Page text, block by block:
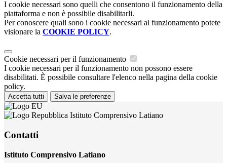
I cookie necessari sono quelli che consentono il funzionamento della
piattaforma e non è possibile disabilitarli.
Per conoscere quali sono i cookie necessari al funzionamento potete
visionare la COOKIE POLICY.
Cookie necessari per il funzionamento
I cookie necessari per il funzionamento non possono essere
disabilitati. È possibile consultare l'elenco nella pagina della cookie
policy.
Accetta tutti Salva le preferenze
Istituto Comprensivo Latiano
Contatti
Istituto Comprensivo Latiano